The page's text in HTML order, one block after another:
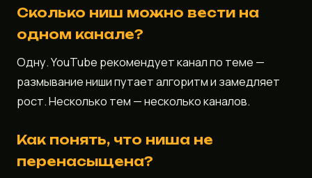
Сколько ниш можно вести на
одном канале?
Одну. YouTube рекомендует канал по теме —
размывание ниши путает алгоритм и замедляет
рост. Несколько тем — несколько каналов.
Как понять, что ниша не
перенасыщена?